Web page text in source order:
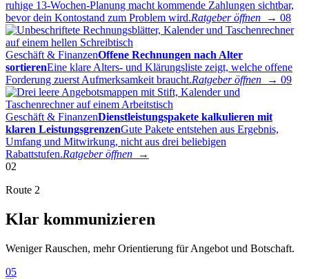
ruhige 13-Wochen-Planung macht kommende Zahlungen sichtbar,
bevor dein Kontostand zum Problem wird.Ratgeber öffnen → 08
Geschäft & FinanzenOffene Rechnungen nach Alter
sortierenEine klare Alters- und Klärungsliste zeigt, welche offene
Forderung zuerst Aufmerksamkeit braucht.Ratgeber öffnen → 09
Geschäft & FinanzenDienstleistungspakete kalkulieren mit
klaren LeistungsgrenzenGute Pakete entstehen aus Ergebnis,
Umfang und Mitwirkung, nicht aus drei beliebigen
Rabattstufen.Ratgeber öffnen →
02
Route 2
Klar kommunizieren
Weniger Rauschen, mehr Orientierung für Angebot und Botschaft.
05